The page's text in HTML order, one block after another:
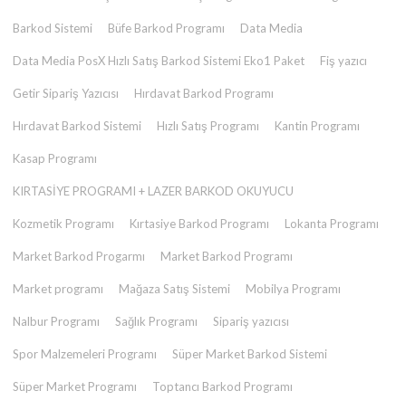
Barkod Sistemi Büfe Barkod Programı Data Media
Data Media PosX Hızlı Satış Barkod Sistemi Eko1 Paket Fiş yazıcı
Getir Sipariş Yazıcısı Hırdavat Barkod Programı
Hırdavat Barkod Sistemi Hızlı Satış Programı Kantin Programı
Kasap Programı
KIRTASİYE PROGRAMI + LAZER BARKOD OKUYUCU
Kozmetik Programı Kırtasiye Barkod Programı Lokanta Programı
Market Barkod Progarmı Market Barkod Programı
Market programı Mağaza Satış Sistemi Mobilya Programı
Nalbur Programı Sağlık Programı Sipariş yazıcısı
Spor Malzemeleri Programı Süper Market Barkod Sistemi
Süper Market Programı Toptancı Barkod Programı